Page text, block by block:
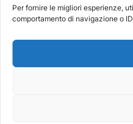
Per fornire le migliori esperienze,
comportamento di navigazione o